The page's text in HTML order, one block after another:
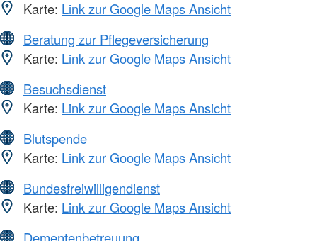
Karte: Link zur Google Maps Ansicht
Beratung zur Pflegeversicherung
Karte: Link zur Google Maps Ansicht
Besuchsdienst
Karte: Link zur Google Maps Ansicht
Blutspende
Karte: Link zur Google Maps Ansicht
Bundesfreiwilligendienst
Karte: Link zur Google Maps Ansicht
Dementenbetreuung